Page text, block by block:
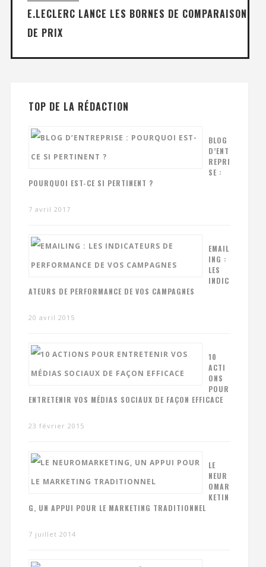
E.LECLERC LANCE LES BORNES DE COMPARAISON
DE PRIX
TOP DE LA RÉDACTION
BLOG
D’ENT
REPRI
SE :
POURQUOI EST-CE SI PERTINENT ?
7 avril 2017
EMAIL
ING :
LES
INDIC
ATEURS DE PERFORMANCE DE VOS CAMPAGNES
20 avril 2015
10
ACTI
ONS
POUR
ENTRETENIR VOS MÉDIAS SOCIAUX DE FAÇON EFFICACE
23 février 2015
LE
NEUR
OMAR
KETIN
G, UN APPUI POUR LE MARKETING TRADITIONNEL
7 juillet 2014